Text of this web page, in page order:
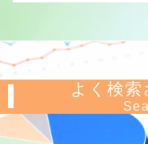
よく検